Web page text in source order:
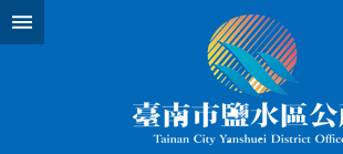
跳到主要內容區塊